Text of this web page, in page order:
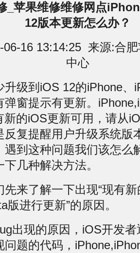
_苹果维修维修网点
12版本更新怎么办？
06-16 13:14:25 来源:合
中心
到iOS 12的iPhone、
弹窗提示有更新。
新的iOS更新可用，请从
反复提醒用户升级系统版
遇到这种问题我们该怎么
几种解决方法。
了解一下出现“现有新
进行更新”的原因。
现的原因，iOS开发者
问题的代码，